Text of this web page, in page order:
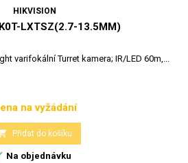
HIKVISION
LXTSZ(2.7-13.5MM)
varifokální Turret kamera; IR/LED 60m,...
Cena
na vyžádání
Přidat do košíku
Na objednávku